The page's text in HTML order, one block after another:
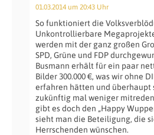
01.03.2014 um 20:43 Uhr
So funktioniert die
Unkontrollierbare
werden mit der ganz großen
SPD, Grüne und FDP
Busmann erhält für ein paar
Bilder 300.000 €, was wir ohne
erfahren hätten und überhaupt
zukünftig mal weniger
gibt es doch den „Happy
sieht man die Beteiligung, die
Herrschenden wünschen.